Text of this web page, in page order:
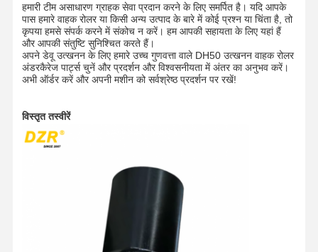
ट्रैक शू पैड
ट्रैक समायोजक
ट्रैक बोल्ट
खुदाई करने वाली बाल्टी
खुदाई करने वाला हाथ
हमारी टीम असाधारण ग्राहक सेवा प्रदान करने के लिए समर्पित है। यदि आपके
पास हमारे वाहक रोलर या किसी अन्य उत्पाद के बारे में कोई प्रश्न या चिंता है, तो
कृपया हमसे संपर्क करने में संकोच न करें। हम आपकी सहायता के लिए यहां हैं
और आपकी संतुष्टि सुनिश्चित करते हैं।
अपने डेवू उत्खनन के लिए हमारे उच्च गुणवत्ता वाले DH50 उत्खनन वाहक रोलर
अंडरकैरेज पार्ट्स चुनें और प्रदर्शन और विश्वसनीयता में अंतर का अनुभव करें।
अभी ऑर्डर करें और अपनी मशीन को सर्वश्रेष्ठ प्रदर्शन पर रखें!
विस्तृत तस्वीरें